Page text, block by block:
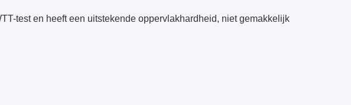
test en heeft een uitstekende oppervlakhardheid, niet gemakkelijk